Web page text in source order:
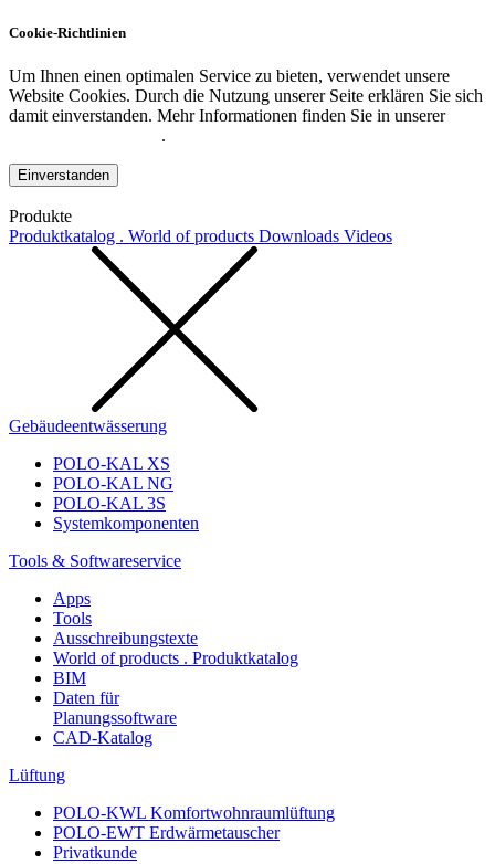
Cookie-Richtlinien
Um Ihnen einen optimalen Service zu bieten, verwendet unsere
Website Cookies. Durch die Nutzung unserer Seite erklären Sie sich
damit einverstanden. Mehr Informationen finden Sie in unserer
.
Einverstanden
Produkte
Produktkatalog . World of products Downloads Videos
Gebäudeentwässerung
POLO-KAL XS
POLO-KAL NG
POLO-KAL 3S
Systemkomponenten
Tools & Softwareservice
Apps
Tools
Ausschreibungstexte
World of products . Produktkatalog
BIM
Daten für
Planungssoftware
CAD-Katalog
Lüftung
POLO-KWL Komfortwohnraumlüftung
POLO-EWT Erdwärmetauscher
Privatkunde